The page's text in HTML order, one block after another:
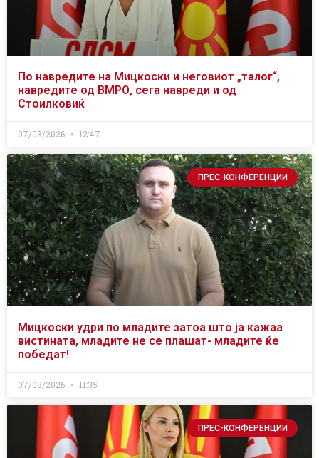
По навредите на Мицкоски и неговиот „талог“,
навредите од ВМРО, сега навреди и од
Стоилковиќ
07/08/2026 12:47
ПРЕС-КОНФЕРЕНЦИИ
Мицкоски удри по младите затоа што ја кажаа
вистината, младите не се плашат- младите ќе
победат!
07/08/2026 11:35
ПРЕС-КОНФЕРЕНЦИИ